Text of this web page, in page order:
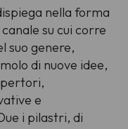
nella forma
su cui corre
suo genere,
di nuove idee,
e
i pilastri, di